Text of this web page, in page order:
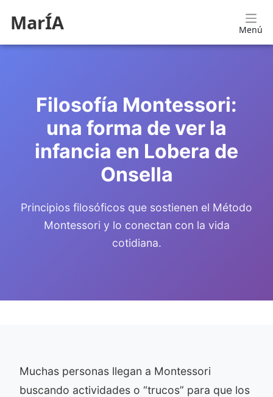
MarÍA Menú
Filosofía Montessori:
una forma de ver la
infancia en Lobera de
Onsella
Principios filosóficos que sostienen el Método
Montessori y lo conectan con la vida
cotidiana.
Muchas personas llegan a Montessori
buscando actividades o “trucos” para que los